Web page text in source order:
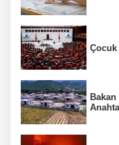
Çocuk
Bakan